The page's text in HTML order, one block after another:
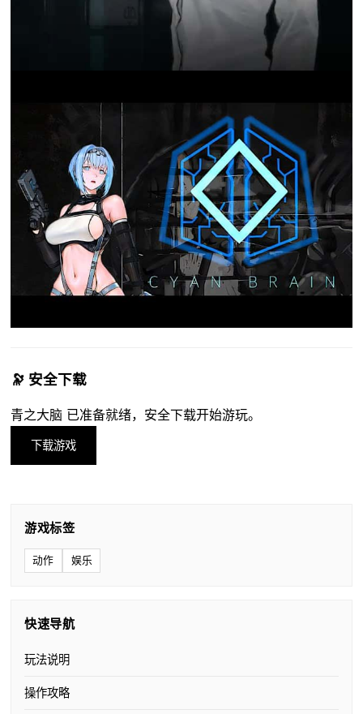
🔭 安全下载
青之大脑 已准备就绪，安全下载开始游玩。
下载游戏
游戏标签
动作 娱乐
快速导航
玩法说明
操作攻略